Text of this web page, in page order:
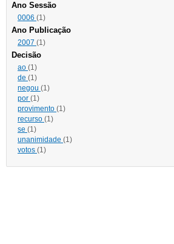
Ano Sessão
0006 (1)
Ano Publicação
2007 (1)
Decisão
ao (1)
de (1)
negou (1)
por (1)
provimento (1)
recurso (1)
se (1)
unanimidade (1)
votos (1)